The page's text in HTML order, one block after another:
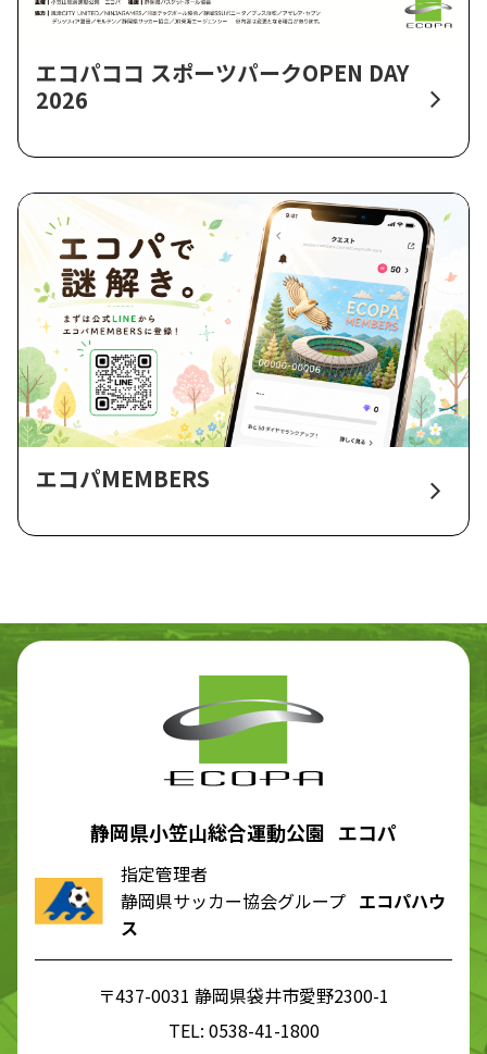
エコパココ スポーツパークOPEN DAY
2026
エコパMEMBERS
静岡県小笠山総合運動公園 エコパ
指定管理者
静岡県サッカー協会グループ エコパハウ
ス
〒437-0031 静岡県袋井市愛野2300-1
TEL: 0538-41-1800